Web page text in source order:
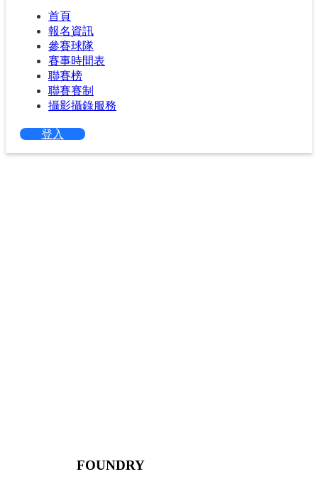
首頁
報名資訊
參賽球隊
賽事時間表
聯賽榜
聯賽賽制
攝影攝錄服務
登入
FOUNDRY